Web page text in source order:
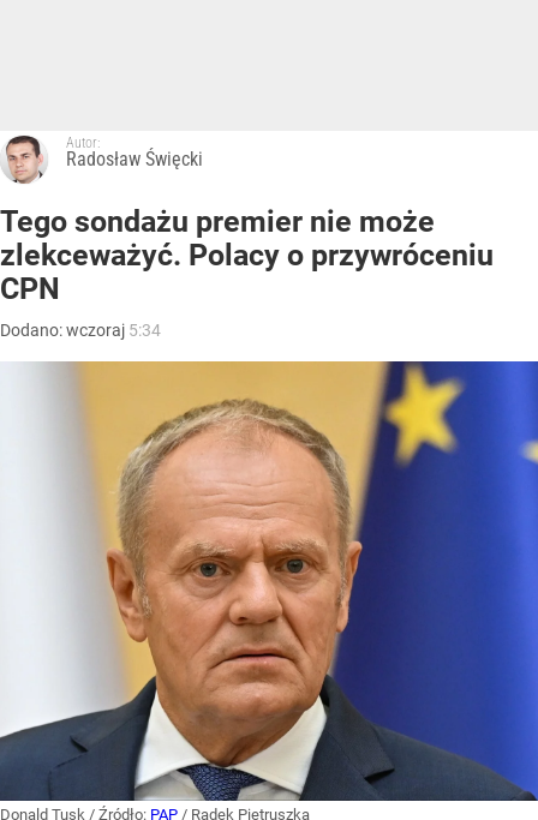
Autor:
Radosław Święcki
Tego sondażu premier nie może
zlekceważyć. Polacy o przywróceniu
CPN
Dodano:wczoraj 5:34
Donald Tusk / Źródło: PAP / Radek Pietruszka